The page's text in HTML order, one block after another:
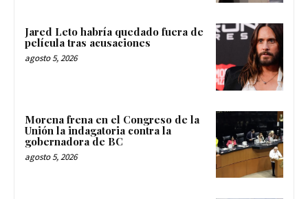
Jared Leto habría quedado fuera de
película tras acusaciones
agosto 5, 2026
Morena frena en el Congreso de la
Unión la indagatoria contra la
gobernadora de BC
agosto 5, 2026